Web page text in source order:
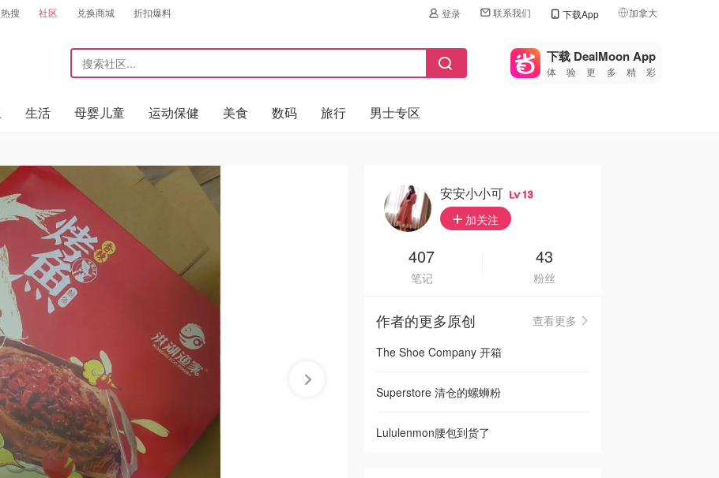
搜 社区 兑换商城 折扣爆料 登录 联系我们 下载App 加拿大
🇺🇸
美国
🇨🇳中国
🇮🇹
🇦🇺
🇳🇿新西兰
下载 DealMoon App
体验更多精彩
生活 母婴儿童 运动保健 美食 数码 旅行 男士专区
安安小小可 13
加关注
407
笔记
43
粉丝
作者的更多原创
查看更多
The Shoe Company 开箱
Superstore 清仓的螺蛳粉
Lululenmon腰包到货了